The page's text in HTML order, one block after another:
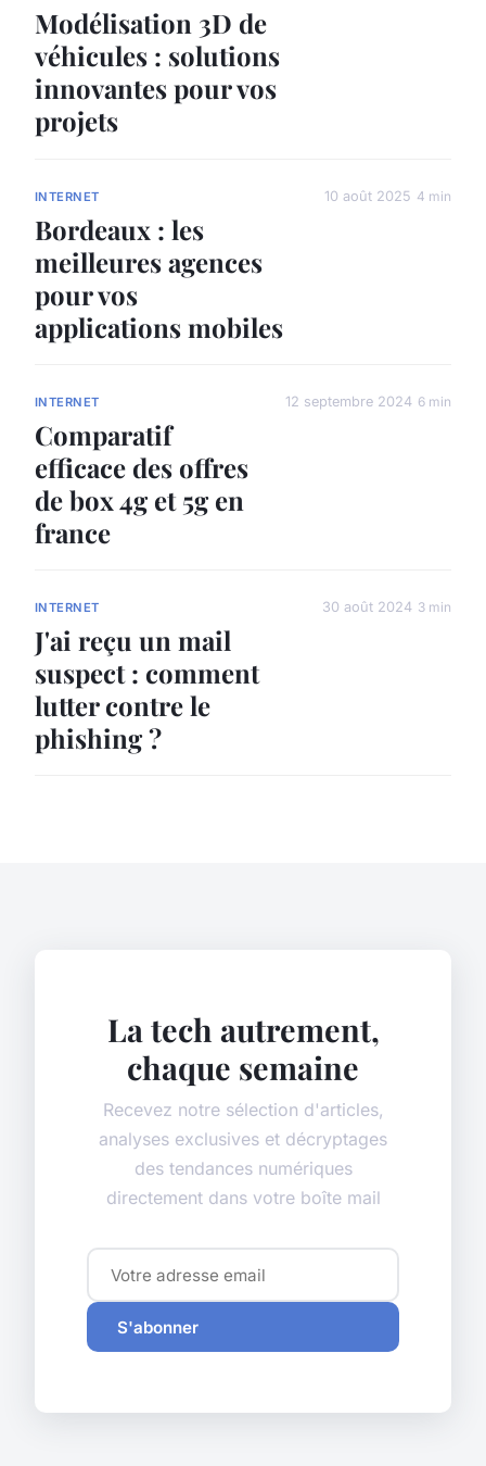
Modélisation 3D de
véhicules : solutions
innovantes pour vos
projets
INTERNET
Bordeaux : les
meilleures agences
pour vos
applications mobiles
10 août 2025 4 min
INTERNET
Comparatif
efficace des offres
de box 4g et 5g en
france
12 septembre 2024 6 min
INTERNET
J'ai reçu un mail
suspect : comment
lutter contre le
phishing ?
30 août 2024 3 min
La tech autrement,
chaque semaine
Recevez notre sélection d'articles,
analyses exclusives et décryptages
des tendances numériques
directement dans votre boîte mail
S'abonner